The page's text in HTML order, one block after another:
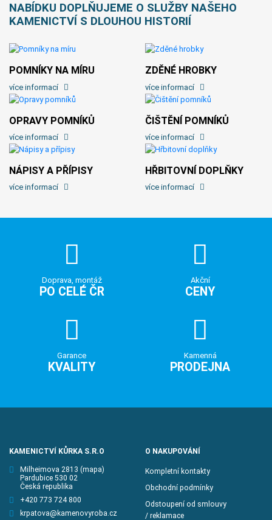
NABÍDKU DOPLŇUJEME O SLUŽBY NAŠEHO
KAMENICTVÍ S DLOUHOU HISTORIÍ
POMNÍKY NA MÍRU
více informací
ZDĚNÉ HROBKY
více informací
OPRAVY POMNÍKŮ
více informací
ČIŠTĚNÍ POMNÍKŮ
více informací
NÁPISY A PŘÍPISY
více informací
HŘBITOVNÍ DOPLŇKY
více informací
Doprava, montáž
PO CELÉ ČR
Akční
CENY
Garance
KVALITY
Kamenná
PRODEJNA
KAMENICTVÍ KŮRKA S.R.O
Milheimova 2813 (mapa)
Pardubice 530 02
Česká republika
+420 773 724 800
krpatova@kamenovyroba.cz
O NAKUPOVÁNÍ
Kompletní kontakty
Obchodní podmínky
Odstoupení od smlouvy
/ reklamace